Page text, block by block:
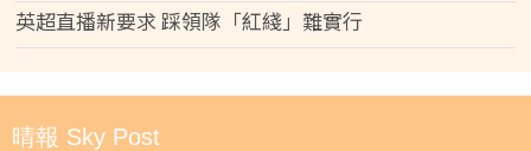
英超直播新要求 踩領隊「紅綫」難實行
晴報 Sky Post